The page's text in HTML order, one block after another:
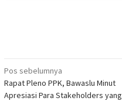
Navigasi
pos
Pos sebelumnya
Rapat Pleno PPK, Bawaslu Minut
Apresiasi Para Stakeholders yang